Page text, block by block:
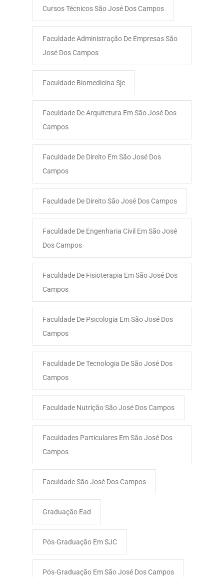
Cursos Técnicos São José Dos Campos
Faculdade Administração De Empresas São
José Dos Campos​
Faculdade Biomedicina Sjc
Faculdade De Arquitetura Em São José Dos
Campos
Faculdade De Direito Em São José Dos
Campos
Faculdade De Direito São José Dos Campos
Faculdade De Engenharia Civil Em São José
Dos Campos
Faculdade De Fisioterapia Em São José Dos
Campos
Faculdade De Psicologia Em São José Dos
Campos
Faculdade De Tecnologia De São José Dos
Campos
Faculdade Nutrição São José Dos Campos
Faculdades Particulares Em São José Dos
Campos
Faculdade São José Dos Campos​
Graduação Ead
Pós-Graduação Em SJC
Pós-Graduação Em São José Dos Campos